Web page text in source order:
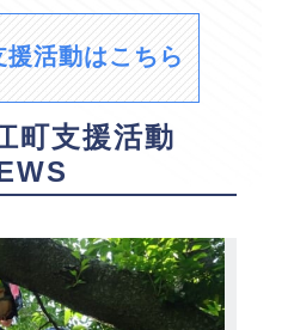
活動はこちら
町支援活動